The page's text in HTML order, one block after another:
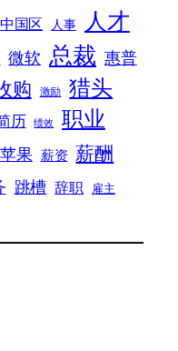
中国区 人事 人才
微软 总裁 惠普
购 激励 猎头
历 绩效 职业
苹果 薪资 薪酬
跳槽 辞职 雇主